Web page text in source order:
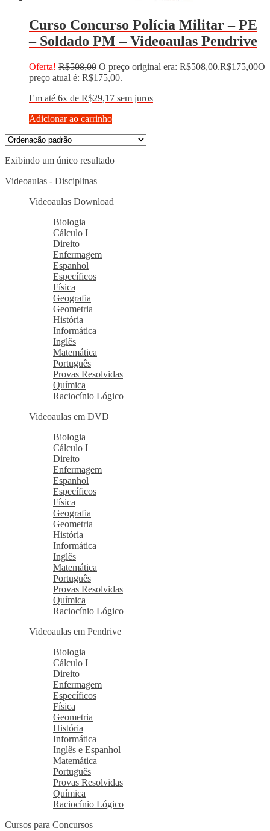
Curso Concurso Polícia Militar – PE
– Soldado PM – Videoaulas Pendrive
Oferta! R$508,00 O preço original era: R$508,00.R$175,00O
preço atual é: R$175,00.
Em até 6x de R$29,17 sem juros
Adicionar ao carrinho
Exibindo um único resultado
Videoaulas - Disciplinas
Videoaulas Download
Biologia
Cálculo I
Direito
Enfermagem
Espanhol
Específicos
Física
Geografia
Geometria
História
Informática
Inglês
Matemática
Português
Provas Resolvidas
Química
Raciocínio Lógico
Videoaulas em DVD
Biologia
Cálculo I
Direito
Enfermagem
Espanhol
Específicos
Física
Geografia
Geometria
História
Informática
Inglês
Matemática
Português
Provas Resolvidas
Química
Raciocínio Lógico
Videoaulas em Pendrive
Biologia
Cálculo I
Direito
Enfermagem
Específicos
Física
Geometria
História
Informática
Inglês e Espanhol
Matemática
Português
Provas Resolvidas
Química
Raciocínio Lógico
Cursos para Concursos